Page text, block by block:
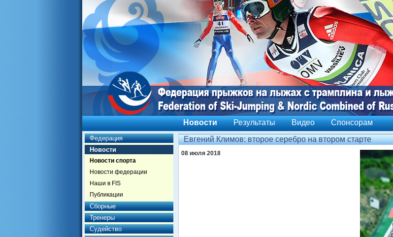
Новости Результаты Видео Спонсорам
Федерация
Новости
Новости спорта
Новости федерации
Наши в FIS
Публикации
Сборные
Тренеры
Судейство
Евгений Климов: второе серебро на втором старте
08 июля 2018